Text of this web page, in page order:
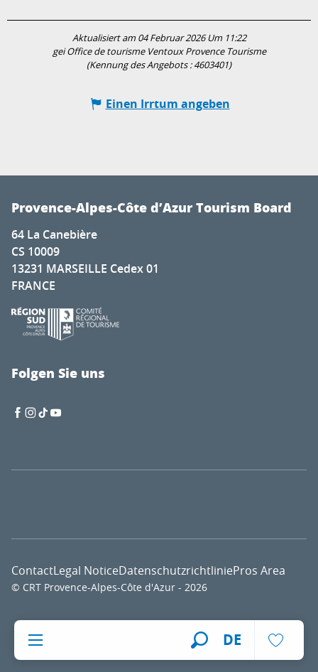
Suche
DE
Aktualisiert am 04 Februar 2026 Um 11:22
gei Office de tourisme Ventoux Provence Tourisme
(Kennung des Angebots :4603401)
Einen Irrtum angeben
Provence-Alpes-Côte d’Azur Tourism Board
64 La Canebière
CS 10009
13231 MARSEILLE Cedex 01
FRANCE
Folgen Sie uns
© CRT Provence-Alpes-Côte d'Azur - 2026
ContactLegal NoticeDatenschutzrichtliniePros Area